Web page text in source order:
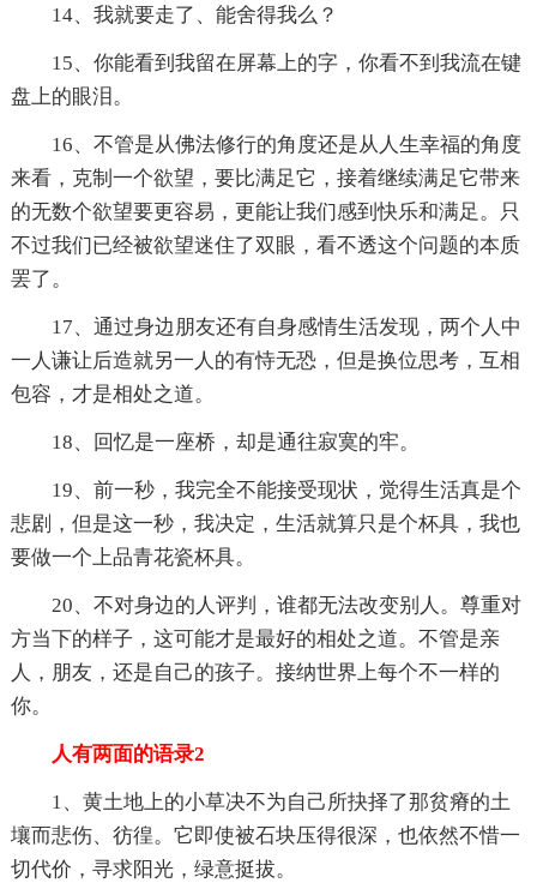
14、我就要走了、能舍得我么？
15、你能看到我留在屏幕上的字，你看不到我流在键
盘上的眼泪。
16、不管是从佛法修行的角度还是从人生幸福的角度
来看，克制一个欲望，要比满足它，接着继续满足它带来
的无数个欲望要更容易，更能让我们感到快乐和满足。只
不过我们已经被欲望迷住了双眼，看不透这个问题的本质
罢了。
17、通过身边朋友还有自身感情生活发现，两个人中
一人谦让后造就另一人的有恃无恐，但是换位思考，互相
包容，才是相处之道。
18、回忆是一座桥，却是通往寂寞的牢。
19、前一秒，我完全不能接受现状，觉得生活真是个
悲剧，但是这一秒，我决定，生活就算只是个杯具，我也
要做一个上品青花瓷杯具。
20、不对身边的人评判，谁都无法改变别人。尊重对
方当下的样子，这可能才是最好的相处之道。不管是亲
人，朋友，还是自己的孩子。接纳世界上每个不一样的
你。
人有两面的语录2
1、黄土地上的小草决不为自己所抉择了那贫瘠的土
壤而悲伤、彷徨。它即使被石块压得很深，也依然不惜一
切代价，寻求阳光，绿意挺拔。